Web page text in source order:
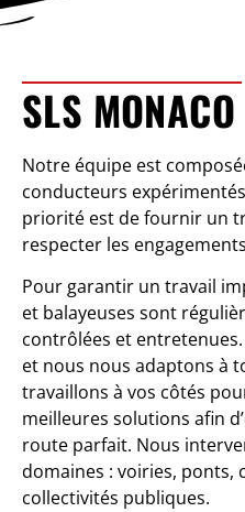
SLS MONACO
Notre équipe est
conducteurs
priorité est de fournir un
respecter les
Pour garantir un travail
et balayeuses sont
contrôlées et
et nous nous adaptons à
travaillons à vos côtés
meilleures solutions afin
route parfait. Nous
domaines : voiries, ponts,
collectivités publiques.